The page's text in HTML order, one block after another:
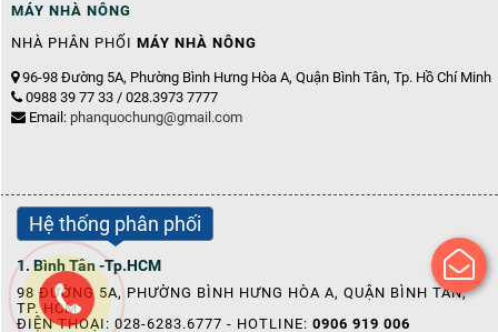
MÁY NHÀ NÔNG
NHÀ PHÂN PHỐI MÁY NHÀ NÔNG
96-98 Đường 5A, Phường Bình Hưng Hòa A, Quận Bình Tân, Tp. Hồ Chí Minh
0988 39 77 33 / 028.3973 7777
Email: phanquochung@gmail.com
Hệ thống phân phối
1. Bình Tân -Tp.HCM
98 ĐƯỜNG 5A, PHƯỜNG BÌNH HƯNG HÒA A, QUẬN BÌNH TÂN,
TP. HCM
ĐIỆN THOẠI: 028-6283.6777 - HOTLINE: 0906 919 006